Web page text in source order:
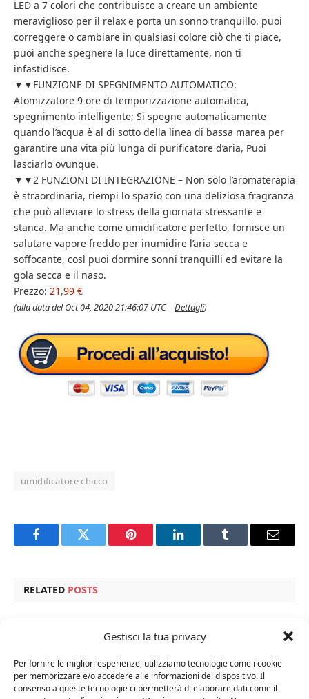
Gestisci la tua privacy
Per fornire le migliori esperienze, utilizziamo tecnologie come i cookie
per memorizzare e/o accedere alle informazioni del dispositivo. Il
consenso a queste tecnologie ci permetterà di elaborare dati come il
LED a 7 colori che contribuisce a creare un ambiente
meraviglioso per il relax e porta un sonno tranquillo. puoi
correggere o cambiare in qualsiasi colore ciò che ti piace,
puoi anche spegnere la luce direttamente, non ti
infastidisce.
▼▼FUNZIONE DI SPEGNIMENTO AUTOMATICO:
Atomizzatore 9 ore di temporizzazione automatica,
spegnimento intelligente; Si spegne automaticamente
quando l’acqua è al di sotto della linea di bassa marea per
garantire una vita più lunga di purificatore d’aria, Puoi
lasciarlo ovunque.
▼▼2 FUNZIONI DI INTEGRAZIONE – Non solo l’aromaterapia
è straordinaria, riempi lo spazio con una deliziosa fragranza
che può alleviare lo stress della giornata stressante e
stanca. Ma anche come umidificatore perfetto, fornisce un
salutare vapore freddo per inumidire l’aria secca e
soffocante, così puoi dormire sonni tranquilli ed evitare la
gola secca e il naso.
Prezzo: 21,99 €
(alla data del Oct 04, 2020 21:46:07 UTC –Dettagli)
umidificatore chicco
FacebookTwitter Pinterest LinkedInTumblr Email
RELATED POSTS